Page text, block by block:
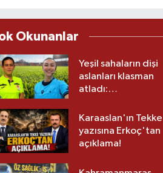
Okunanlar
Yeşil sahaların dişi
aslanları klasman
atladı:
üst lige iki transfer!
Karaaslan'ın Tekke
yazısına Erkoç'tan
açıklama!